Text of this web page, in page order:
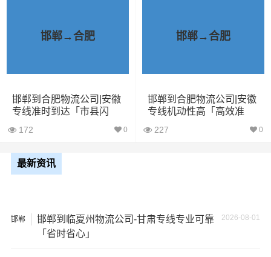
已发过邯郸到合肥物流专线的货主告诉大家如果你选择了
中丢失或损坏你的包裹，导致你的物品无法送达或受到损
坏；
出现延误，导致你的物品无法按时送达；
等；
邯郸→合肥
邯郸到合肥物流公司|安徽
专线准时到达「市县闪
172 0
邯郸→合肥
邯郸到合肥物流公司|安徽
专线机动性高「高效准
227 0
最新资讯
邯郸 2026-08-01
邯郸到临夏州物流公司-甘肃专线专业可靠
「省时省心」